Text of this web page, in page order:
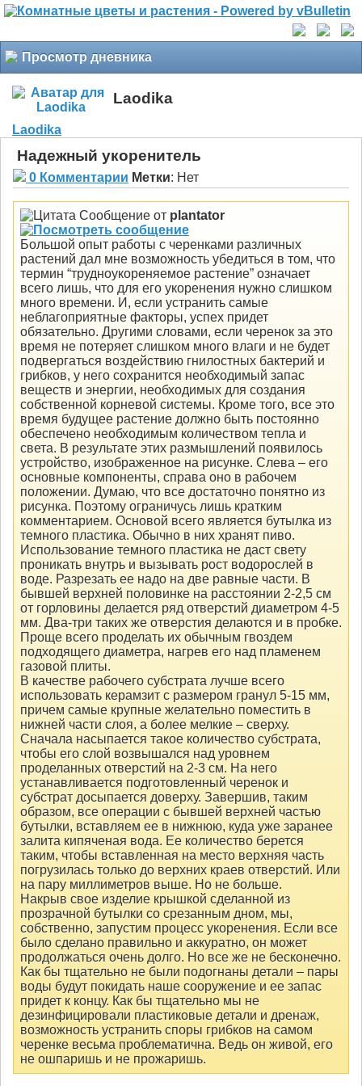
Просмотр дневника
Laodika
Laodika
Надежный укоренитель
0 Комментарии Метки: Нет
Сообщение от plantator
Большой опыт работы с черенками различных
растений дал мне возможность убедиться в том, что
термин “трудноукореняемое растение” означает
всего лишь, что для его укоренения нужно слишком
много времени. И, если устранить самые
неблагоприятные факторы, успех придет
обязательно. Другими словами, если черенок за это
время не потеряет слишком много влаги и не будет
подвергаться воздействию гнилостных бактерий и
грибков, у него сохранится необходимый запас
веществ и энергии, необходимых для создания
собственной корневой системы. Кроме того, все это
время будущее растение должно быть постоянно
обеспечено необходимым количеством тепла и
света. В результате этих размышлений появилось
устройство, изображенное на рисунке. Слева – его
основные компоненты, справа оно в рабочем
положении. Думаю, что все достаточно понятно из
рисунка. Поэтому ограничусь лишь кратким
комментарием. Основой всего является бутылка из
темного пластика. Обычно в них хранят пиво.
Использование темного пластика не даст свету
проникать внутрь и вызывать рост водорослей в
воде. Разрезать ее надо на две равные части. В
бывшей верхней половинке на расстоянии 2-2,5 см
от горловины делается ряд отверстий диаметром 4-5
мм. Два-три таких же отверстия делаются и в пробке.
Проще всего проделать их обычным гвоздем
подходящего диаметра, нагрев его над пламенем
газовой плиты.
В качестве рабочего субстрата лучше всего
использовать керамзит с размером гранул 5-15 мм,
причем самые крупные желательно поместить в
нижней части слоя, а более мелкие – сверху.
Сначала насыпается такое количество субстрата,
чтобы его слой возвышался над уровнем
проделанных отверстий на 2-3 см. На него
устанавливается подготовленный черенок и
субстрат досыпается доверху. Завершив, таким
образом, все операции с бывшей верхней частью
бутылки, вставляем ее в нижнюю, куда уже заранее
залита кипяченая вода. Ее количество берется
таким, чтобы вставленная на место верхняя часть
погрузилась только до верхних краев отверстий. Или
на пару миллиметров выше. Но не больше.
Накрыв свое изделие крышкой сделанной из
прозрачной бутылки со срезанным дном, мы,
собственно, запустим процесс укоренения. Если все
было сделано правильно и аккуратно, он может
продолжаться очень долго. Но все же не бесконечно.
Как бы тщательно не были подогнаны детали – пары
воды будут покидать наше сооружение и ее запас
придет к концу. Как бы тщательно мы не
дезинфицировали пластиковые детали и дренаж,
возможность устранить споры грибков на самом
черенке весьма проблематична. Ведь он живой, его
не ошпаришь и не прожаришь.